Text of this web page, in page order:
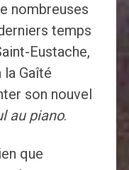
nombreuses
temps
Eustache,
la Gaîté
son nouvel
au piano.
que